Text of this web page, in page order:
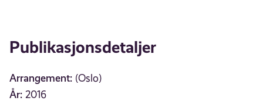
Publikasjonsdetaljer
Arrangement: (Oslo)
År: 2016